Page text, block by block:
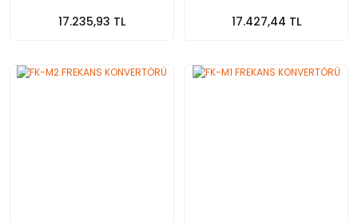
17.235,93 TL 17.427,44 TL